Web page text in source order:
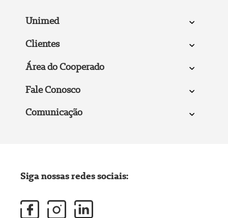
Unimed
Clientes
Área do Cooperado
Fale Conosco
Comunicação
Siga nossas redes sociais: